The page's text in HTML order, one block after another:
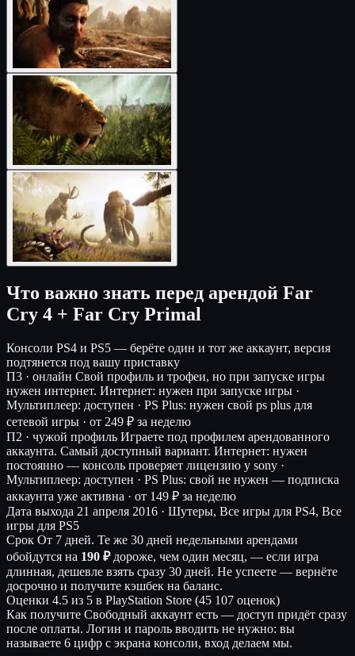
Что важно знать перед арендой Far
Cry 4 + Far Cry Primal
Консоли PS4 и PS5 — берёте один и тот же аккаунт, версия
подтянется под вашу приставку
П3 · онлайн Свой профиль и трофеи, но при запуске игры
нужен интернет. Интернет: нужен при запуске игры ·
Мультиплеер: доступен · PS Plus: нужен свой ps plus для
сетевой игры · от 249 ₽ за неделю
П2 · чужой профиль Играете под профилем арендованного
аккаунта. Самый доступный вариант. Интернет: нужен
постоянно — консоль проверяет лицензию у sony ·
Мультиплеер: доступен · PS Plus: свой не нужен — подписка
аккаунта уже активна · от 149 ₽ за неделю
Дата выхода 21 апреля 2016 · Шутеры, Все игры для PS4, Все
игры для PS5
Срок От 7 дней. Те же 30 дней недельными арендами
обойдутся на 190 ₽дороже, чем один месяц, — если игра
длинная, дешевле взять сразу 30 дней. Не успеете — вернёте
досрочно и получите кэшбек на баланс.
Оценки 4.5 из 5 в PlayStation Store (45 107 оценок)
Как получите Свободный аккаунт есть — доступ придёт сразу
после оплаты. Логин и пароль вводить не нужно: вы
называете 6 цифр с экрана консоли, вход делаем мы.